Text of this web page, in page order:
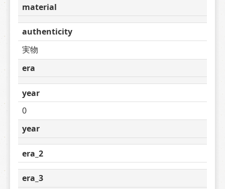
material
authenticity
実物
era
year
0
year
era_2
era_3